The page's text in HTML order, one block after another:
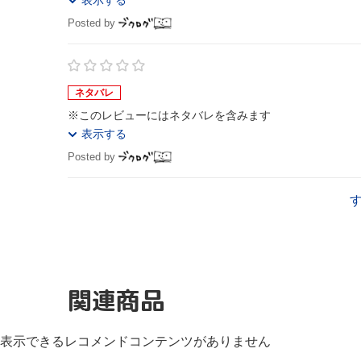
Posted by
ネタバレ
※このレビューにはネタバレを含みます
表示する
Posted by
関連商品
表示できるレコメンドコンテンツがありません